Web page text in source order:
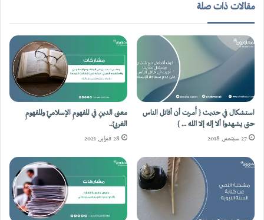
مقالات ذات صلة
استشكال في حديث { أُمرت أن أقاتل الناس
حتى يشهدوا ألا إله إلا الله … }
27 سبتمبر, 2018
معنى الدينِ في المفهومِ الإسلاميِّ والمفهومِ
الغربيِّ..
28 فبراير, 2021